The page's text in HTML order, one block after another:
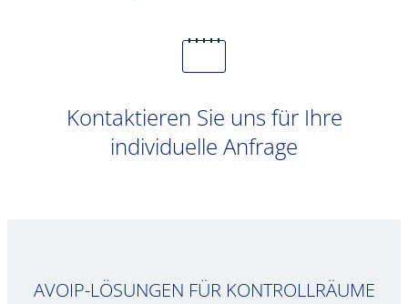
Kontaktieren Sie uns für Ihre
individuelle Anfrage
AVOIP-LÖSUNGEN FÜR KONTROLLRÄUME